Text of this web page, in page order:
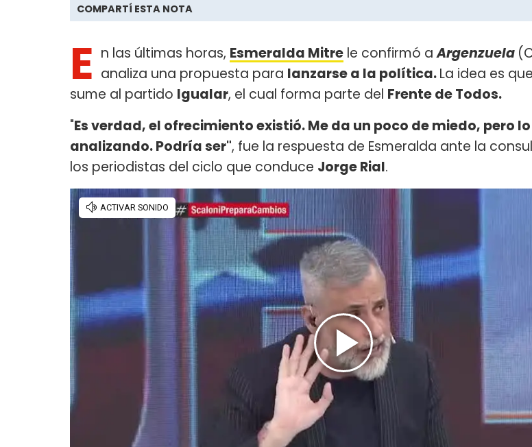
COMPARTÍ ESTA NOTA
E n las últimas horas, Esmeralda Mitre le confirmó aArgenzuela
analiza una propuesta para lanzarse a la política.La idea es
sume al partido Igualar, el cual forma parte del Frente de Todos.
"Es verdad, el ofrecimiento existió. Me da un poco de miedo, pero
analizando. Podría ser", fue la respuesta de Esmeralda ante la
los periodistas del ciclo que conduce Jorge Rial.